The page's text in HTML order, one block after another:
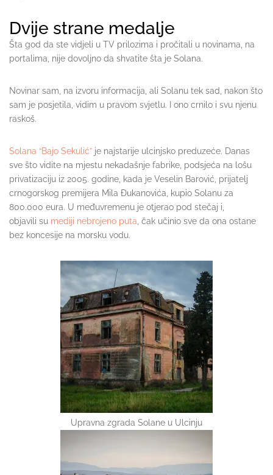
Dvije strane medalje
Šta god da ste vidjeli u TV prilozima i pročitali u novinama, na
portalima, nije dovoljno da shvatite šta je Solana.
Novinar sam, na izvoru informacija, ali Solanu tek sad, nakon što
sam je posjetila, vidim u pravom svjetlu. I ono crnilo i svu njenu
raskoš.
Solana “Bajo Sekulić” je najstarije ulcinjsko preduzeće. Danas
sve što vidite na mjestu nekadašnje fabrike, podsjeća na lošu
privatizaciju iz 2005. godine, kada je Veselin Barović, prijatelj
crnogorskog premijera Mila Đukanovića, kupio Solanu za
800.000 eura. U međuvremenu je otjerao pod stečaj i,
objavili su mediji nebrojeno puta, čak učinio sve da ona ostane
bez koncesije na morsku vodu.
Upravna zgrada Solane u Ulcinju